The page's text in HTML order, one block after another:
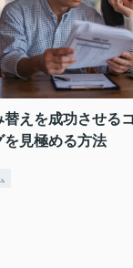
えを成功させる
を見極める方法